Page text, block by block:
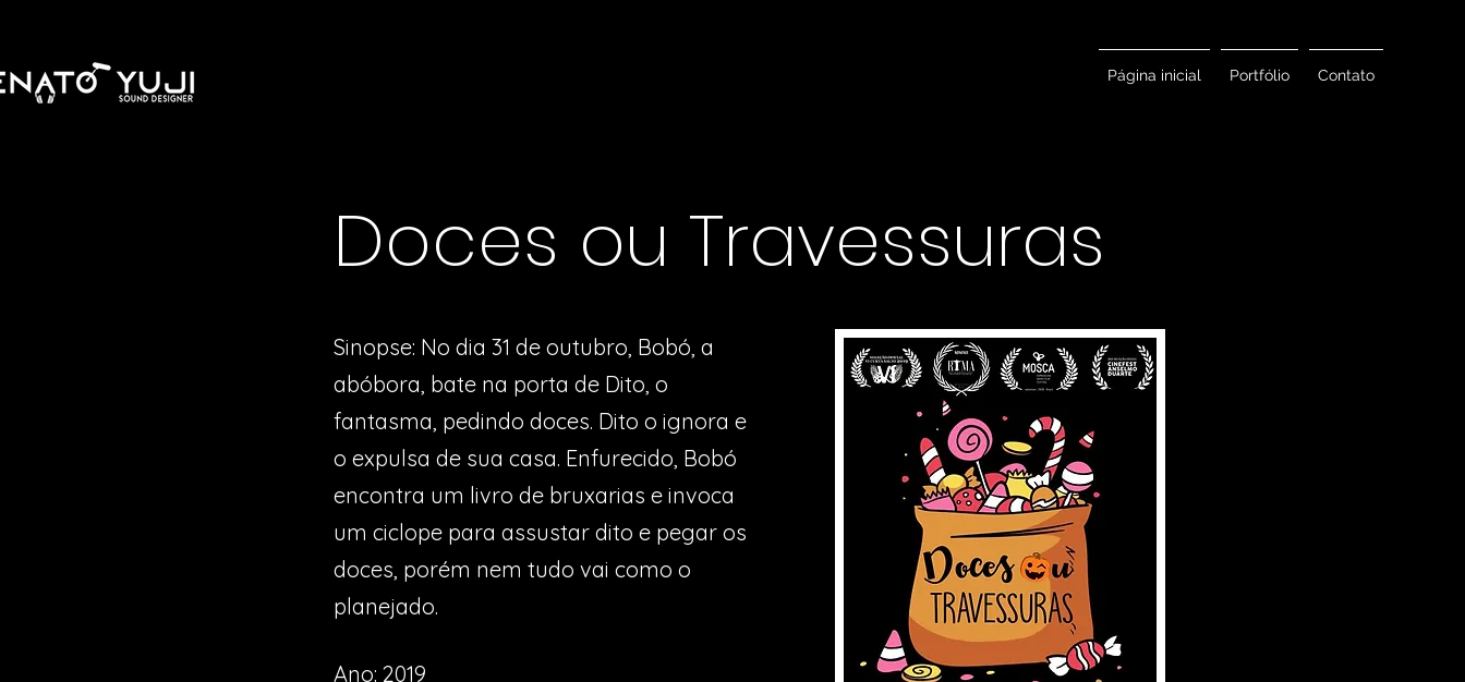
Página inicial Portfólio Contato
Doces ou Travessuras
Sinopse: No dia 31 de outubro, Bobó, a
abóbora, bate na porta de Dito, o
fantasma, pedindo doces. Dito o ignora e
o expulsa de sua casa. Enfurecido, Bobó
encontra um livro de bruxarias e invoca
um ciclope para assustar dito e pegar os
doces, porém nem tudo vai como o
planejado.
Ano: 2019